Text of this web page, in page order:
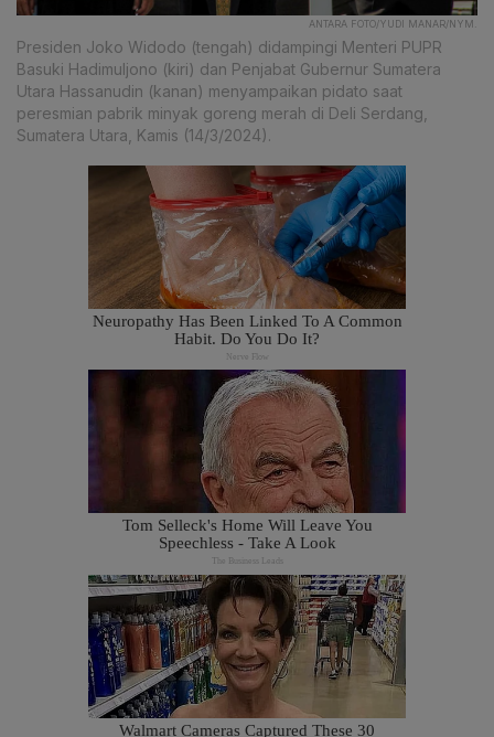
ANTARA FOTO/YUDI MANAR/NYM.
Presiden Joko Widodo (tengah) didampingi Menteri PUPR
Basuki Hadimuljono (kiri) dan Penjabat Gubernur Sumatera
Utara Hassanudin (kanan) menyampaikan pidato saat
peresmian pabrik minyak goreng merah di Deli Serdang,
Sumatera Utara, Kamis (14/3/2024).